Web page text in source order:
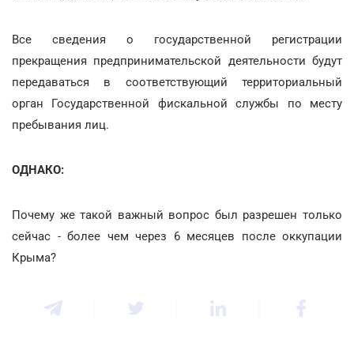
Все сведения о государственной регистрации
прекращения предпринимательской деятельности будут
передаваться в соответствующий территориальный
орган Государственной фискальной службы по месту
пребывания лиц.
ОДНАКО:
Почему же такой важный вопрос был разрешен только
сейчас - более чем через 6 месяцев после оккупации
Крыма?